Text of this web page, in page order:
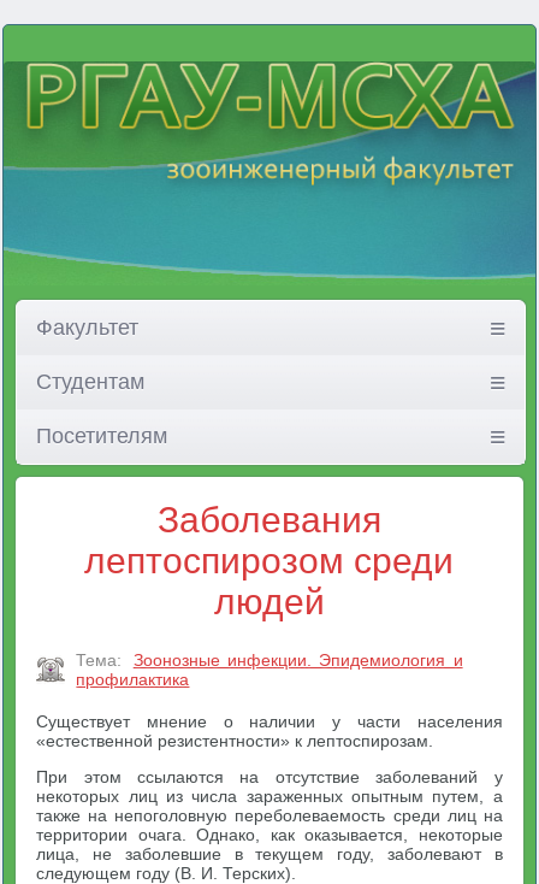
Факультет
Студентам
Посетителям
Заболевания
лептоспирозом среди
людей
Тема:
Зоонозные инфекции. Эпидемиология и
профилактика
Существует мнение о наличии у части населения
«естественной резистентности» к лептоспирозам.
При этом ссылаются на отсутствие заболеваний у
некоторых лиц из числа зараженных опытным путем, а
также на непоголовную переболеваемость среди лиц на
территории очага. Однако, как оказывается, некоторые
лица, не заболевшие в текущем году, заболевают в
следующем году (В. И. Терских).